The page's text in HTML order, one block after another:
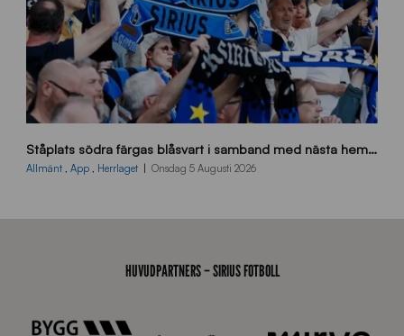
ö
d
2
Ståplats södra färgas blåsvart i samband med nästa hemmamatch
Allmänt , App , Herrlaget Onsdag 5 Augusti 2026
HUVUDPARTNERS – SIRIUS FOTBOLL